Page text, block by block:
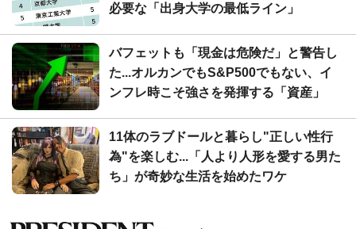
必要な「出身大学の最低ライン」
バフェットも「現金は危険だ」と警告し
た...オルカンでもS&P500でもない、イ
ンフレ時こそ強さを発揮する「資産」
11体のラブドールと暮らし"正しい性行
為"を楽しむ...「人より人形を愛する男た
ち」が奇妙な生活を始めたワケ